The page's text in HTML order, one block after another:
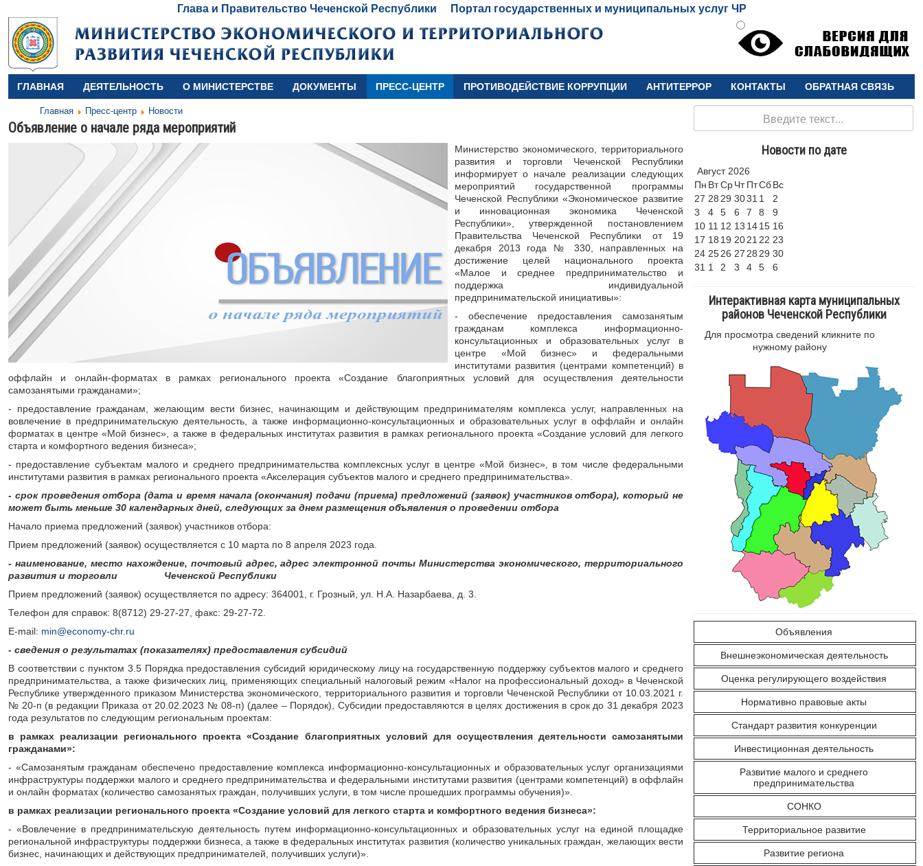
Глава и Правительство Чеченской Республики Портал государственных и муниципальных услуг ЧР
ГЛАВНАЯ ДЕЯТЕЛЬНОСТЬ О МИНИСТЕРСТВЕ ДОКУМЕНТЫ ПРЕСС-ЦЕНТР ПРОТИВОДЕЙСТВИЕ КОРРУПЦИИ АНТИТЕРРОР КОНТАКТЫ ОБРАТНАЯ СВЯЗЬ
Главная Пресс-центр Новости
Объявление о начале ряда мероприятий
Министерство экономического, территориального
развития и торговли Чеченской Республики
информирует о начале реализации следующих
мероприятий государственной программы
Чеченской Республики «Экономическое развитие
и инновационная экономика Чеченской
Республики», утвержденной постановлением
Правительства Чеченской Республики от 19
декабря 2013 года № 330, направленных на
достижение целей национального проекта
«Малое и среднее предпринимательство и
поддержка индивидуальной
предпринимательской инициативы»:
- обеспечение предоставления самозанятым
гражданам комплекса информационно-
консультационных и образовательных услуг в
центре «Мой бизнес» и федеральными
институтами развития (центрами компетенций) в
оффлайн и онлайн-форматах в рамках регионального проекта «Создание благоприятных условий для осуществления деятельности
самозанятыми гражданами»;
- предоставление гражданам, желающим вести бизнес, начинающим и действующим предпринимателям комплекса услуг, направленных на
вовлечение в предпринимательскую деятельность, а также информационно-консультационных и образовательных услуг в оффлайн и онлайн
форматах в центре «Мой бизнес», а также в федеральных институтах развития в рамках регионального проекта «Создание условий для легкого
старта и комфортного ведения бизнеса»;
- предоставление субъектам малого и среднего предпринимательства комплексных услуг в центре «Мой бизнес», в том числе федеральными
институтами развития в рамках регионального проекта «Акселерация субъектов малого и среднего предпринимательства».
- срок проведения отбора (дата и время начала (окончания) подачи (приема) предложений (заявок) участников отбора), который не
может быть меньше 30 календарных дней, следующих за днем размещения объявления о проведении отбора
Начало приема предложений (заявок) участников отбора:
Прием предложений (заявок) осуществляется с 10 марта по 8 апреля 2023 года.
- наименование, место нахождение, почтовый адрес, адрес электронной почты Министерства экономического, территориального
развития и торговли Чеченской Республики
Прием предложений (заявок) осуществляется по адресу: 364001, г. Грозный, ул. Н.А. Назарбаева, д. 3.
Телефон для справок: 8(8712) 29-27-27, факс: 29-27-72.
Е-mail: min@economy-chr.ru
- сведения о результатах (показателях) предоставления субсидий
В соответствии с пунктом 3.5 Порядка предоставления субсидий юридическому лицу на государственную поддержку субъектов малого и среднего
предпринимательства, а также физических лиц, применяющих специальный налоговый режим «Налог на профессиональный доход» в Чеченской
Республике утвержденного приказом Министерства экономического, территориального развития и торговли Чеченской Республики от 10.03.2021 г.
№ 20-п (в редакции Приказа от 20.02.2023 № 08-п) (далее – Порядок), Субсидии предоставляются в целях достижения в срок до 31 декабря 2023
года результатов по следующим региональным проектам:
в рамках реализации регионального проекта«Создание благоприятных условий для осуществления деятельности самозанятыми
гражданами»:
- «Самозанятым гражданам обеспечено предоставление комплекса информационно-консультационных и образовательных услуг организациями
инфраструктуры поддержки малого и среднего предпринимательства и федеральными институтами развития (центрами компетенций) в оффлайн
и онлайн форматах (количество самозанятых граждан, получивших услуги, в том числе прошедших программы обучения)».
в рамках реализации регионального проекта «Создание условий для легкого старта и комфортного ведения бизнеса»:
- «Вовлечение в предпринимательскую деятельность путем информационно-консультационных и образовательных услуг на единой площадке
региональной инфраструктуры поддержки бизнеса, а также в федеральных институтах развития (количество уникальных граждан, желающих вести
бизнес, начинающих и действующих предпринимателей, получивших услуги)».
Новости по дате
Август 2026
Пн ВтСрЧт ПтСбВс
27 28 29 3031 1
2
3
4 5 6 7 8
9
10 11 12 13 1415 16
17 18 19 2021 22 23
24 2526 27 28 29 30
31 1 2 3 4 5 6
Интерактивная карта муниципальных
районов Чеченской Республики
Для просмотра сведений кликните по
нужному району
Объявления
Внешнеэкономическая деятельность
Оценка регулирующего воздействия
Нормативно правовые акты
Стандарт развития конкуренции
Инвестиционная деятельность
Развитие малого и среднего
предпринимательства
СОНКО
Территориальное развитие
Развитие региона